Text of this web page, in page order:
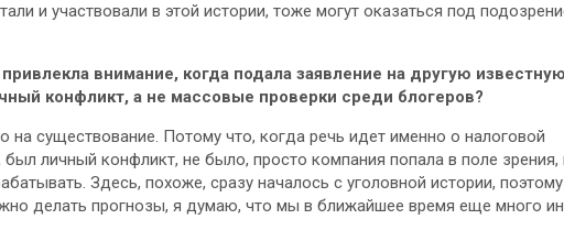
и участвовали в этой истории, тоже могут оказаться под
внимание, когда подала заявление на другую
конфликт, а не массовые проверки среди блогеров?
на существование. Потому что, когда речь идет именно о налоговой
личный конфликт, не было, просто компания попала в поле зрения,
Здесь, похоже, сразу началось с уголовной истории,
делать прогнозы, я думаю, что мы в ближайшее время еще много